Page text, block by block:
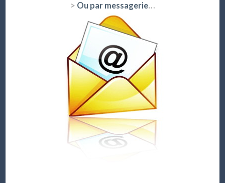
> Ou par messagerie…